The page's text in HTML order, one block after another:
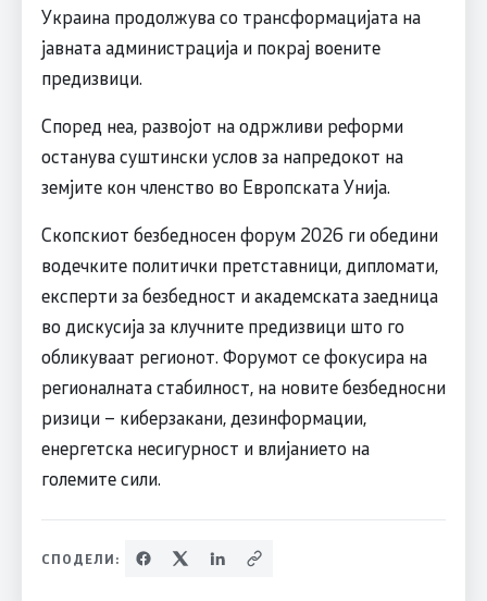
Украина продолжува со трансформацијата на
јавната администрација и покрај воените
предизвици.
Според неа, развојот на одржливи реформи
останува суштински услов за напредокот на
земјите кон членство во Европската Унија.
Скопскиот безбедносен форум 2026 ги обедини
водечките политички претставници, дипломати,
експерти за безбедност и академската заедница
во дискусија за клучните предизвици што го
обликуваат регионот. Форумот се фокусира на
регионалната стабилност, на новите безбедносни
ризици – киберзакани, дезинформации,
енергетска несигурност и влијанието на
големите сили.
СПОДЕЛИ: